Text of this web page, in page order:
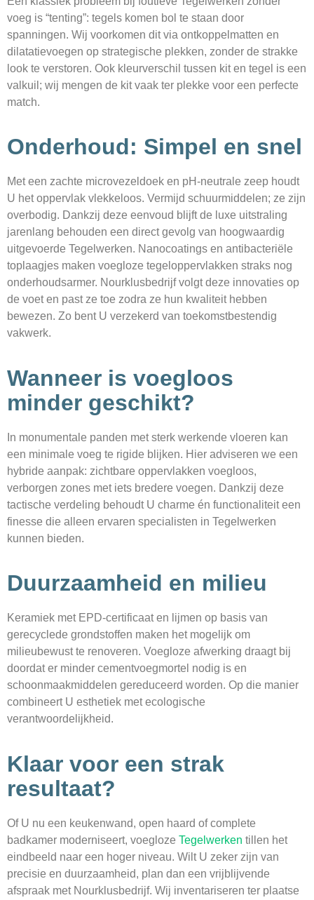
voeg is “tenting”: tegels komen bol te staan door
spanningen. Wij voorkomen dit via ontkoppel­matten en
dilatatie­voegen op strategische plekken, zonder de strakke
look te verstoren. Ook kleurverschil tussen kit en tegel is een
valkuil; wij mengen de kit vaak ter plekke voor een perfecte
match.
Onderhoud: Simpel en snel
Met een zachte microvezel­doek en pH-neutrale zeep houdt
U het oppervlak vlekkeloos. Vermijd schuur­middelen; ze zijn
overbodig. Dankzij deze eenvoud blijft de luxe uitstraling
jarenlang behouden een direct gevolg van hoogwaardig
uitgevoerde Tegelwerken. Nanocoatings en antibacteriële
toplaagjes maken voegloze tegeloppervlakken straks nog
onderhoudsarmer. Nourklusbedrijf volgt deze innovaties op
de voet en past ze toe zodra ze hun kwaliteit hebben
bewezen. Zo bent U verzekerd van toekomstbestendig
vakwerk.
Wanneer is voegloos
minder geschikt?
In monumentale panden met sterk werkende vloeren kan
een minimale voeg te rigide blijken. Hier adviseren we een
hybride aanpak: zichtbare oppervlakken voegloos,
verborgen zones met iets bredere voegen. Dankzij deze
tactische verdeling behoudt U charme én functionaliteit een
finesse die alleen ervaren specialisten in Tegelwerken
kunnen bieden.
Duurzaamheid en milieu
Keramiek met EPD-certificaat en lijmen op basis van
gerecyclede grondstoffen maken het mogelijk om
milieubewust te renoveren. Voegloze afwerking draagt bij
doordat er minder cementvoeg­mortel nodig is en
schoonmaak­middelen gereduceerd worden. Op die manier
combineert U esthetiek met ecologische
verantwoordelijkheid.
Klaar voor een strak
resultaat?
Of U nu een keukenwand, open haard of complete
badkamer moderniseert, voegloze Tegelwerken tillen het
eindbeeld naar een hoger niveau. Wilt U zeker zijn van
precisie en duurzaamheid, plan dan een vrijblijvende
afspraak met Nourklusbedrijf. Wij inventariseren ter plaatse